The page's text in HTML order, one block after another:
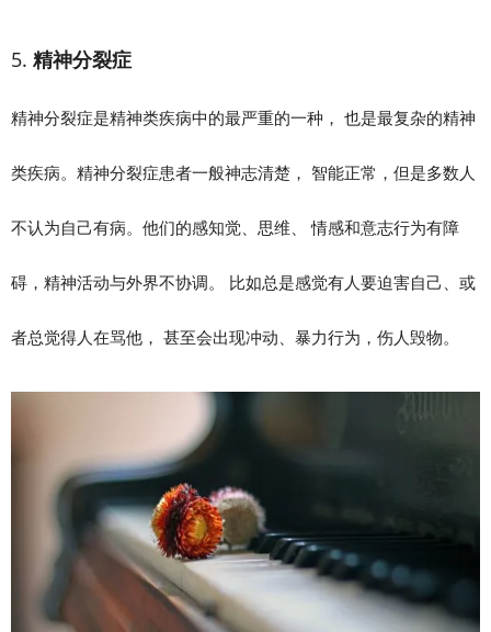
5. 精神分裂症
精神分裂症是精神类疾病中的最严重的一种， 也是最复杂的精神
类疾病。精神分裂症患者一般神志清楚， 智能正常，但是多数人
不认为自己有病。他们的感知觉、思维、 情感和意志行为有障
碍，精神活动与外界不协调。 比如总是感觉有人要迫害自己、或
者总觉得人在骂他， 甚至会出现冲动、暴力行为，伤人毁物。